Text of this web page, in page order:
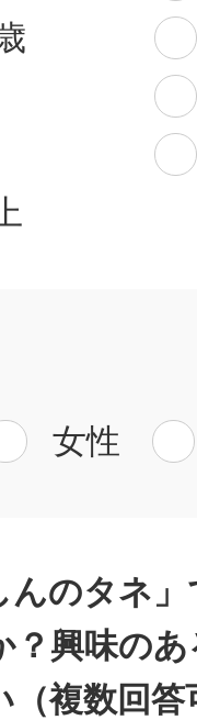
女性
んのタネ
？興味の
（複数回答